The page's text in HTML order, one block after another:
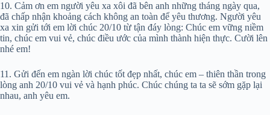
10. Cảm ơn em người yêu xa xôi đã bên anh những tháng ngày qua,
đã chấp nhận khoảng cách không an toàn để yêu thương. Người yêu
xa xin gửi tới em lời chúc 20/10 từ tận đáy lòng: Chúc em vững niềm
tin, chúc em vui vẻ, chúc điều ước của mình thành hiện thực. Cười lên
nhé em!
11. Gửi đến em ngàn lời chúc tốt đẹp nhất, chúc em – thiên thần trong
lòng anh 20/10 vui vẻ và hạnh phúc. Chúc chúng ta ta sẽ sớm gặp lại
nhau, anh yêu em.